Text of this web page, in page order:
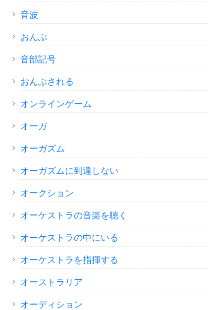
音波
おんぶ
音部記号
おんぶされる
オンラインゲーム
オーガ
オーガズム
オーガズムに到達しない
オークション
オーケストラの音楽を聴く
オーケストラの中にいる
オーケストラを指揮する
オーストラリア
オーディション